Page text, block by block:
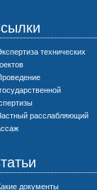
технических
расслабляющий
документы